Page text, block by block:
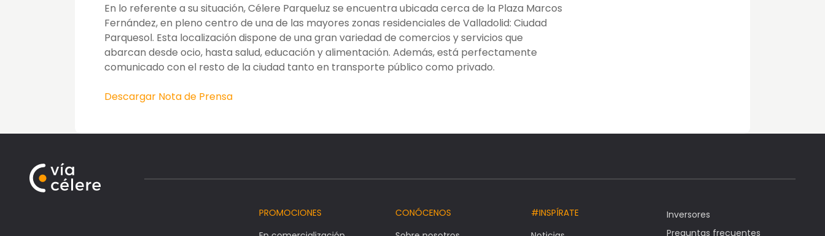
En lo referente a su situación, Célere Parqueluz se encuentra ubicada cerca de la Plaza Marcos
Fernández, en pleno centro de una de las mayores zonas residenciales de Valladolid: Ciudad
Parquesol. Esta localización dispone de una gran variedad de comercios y servicios que
abarcan desde ocio, hasta salud, educación y alimentación. Además, está perfectamente
comunicado con el resto de la ciudad tanto en transporte público como privado.
Descargar Nota de Prensa
PROMOCIONES
CONÓCENOS
#INSPÍRATE
Inversores
Preguntas frecuentes